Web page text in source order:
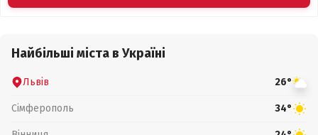
Найбільші міста в Україні
Львів 26°
Сімферополь 34°